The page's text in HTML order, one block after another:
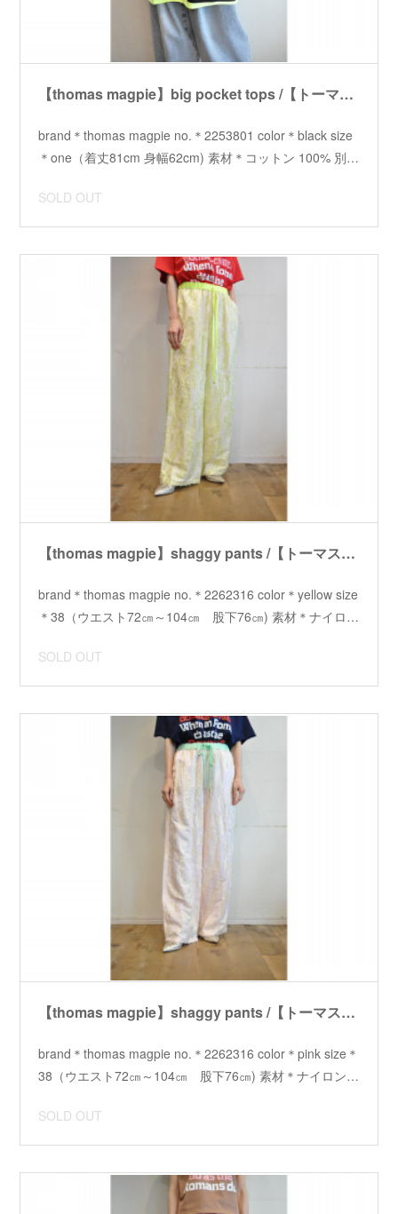
【thomas magpie】big pocket tops /【トーマスマグパイ】ビッグポケットトップス
brand＊thomas magpie no.＊2253801 color＊black size
＊one（着丈81cm 身幅62cm) 素材＊コットン 100% 別…
SOLD OUT
【thomas magpie】shaggy pants /【トーマスマグパイ】シャギーパンツ
brand＊thomas magpie no.＊2262316 color＊yellow size
＊38（ウエスト72㎝～104㎝ 股下76㎝) 素材＊ナイロ…
SOLD OUT
【thomas magpie】shaggy pants /【トーマスマグパイ】シャギーパンツ
brand＊thomas magpie no.＊2262316 color＊pink size＊
38（ウエスト72㎝～104㎝ 股下76㎝) 素材＊ナイロン…
SOLD OUT